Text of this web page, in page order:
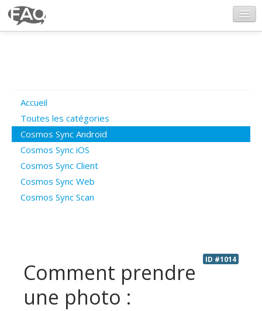
Poser une question
Questions ouvertes
Connexion
Accueil
Toutes les catégories
Cosmos Sync Android
Cosmos Sync iOS
Cosmos Sync Client
Cosmos Sync Web
Cosmos Sync Scan
ID #1014
Comment prendre
une photo :